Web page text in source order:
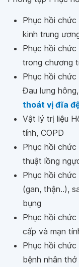
Phục hồi
kinh trung
Phục hồi
trong chương
Phục hồi chức
Đau lưng
thoát vị đĩa
Vật lý trị liệu
tính, COPD
Phục hồi chức
thuật lồng
Phục hồi chức
(gan, thận..),
bụng
Phục hồi
cấp và mạn
Phục hồi chức
bệnh nhân thở